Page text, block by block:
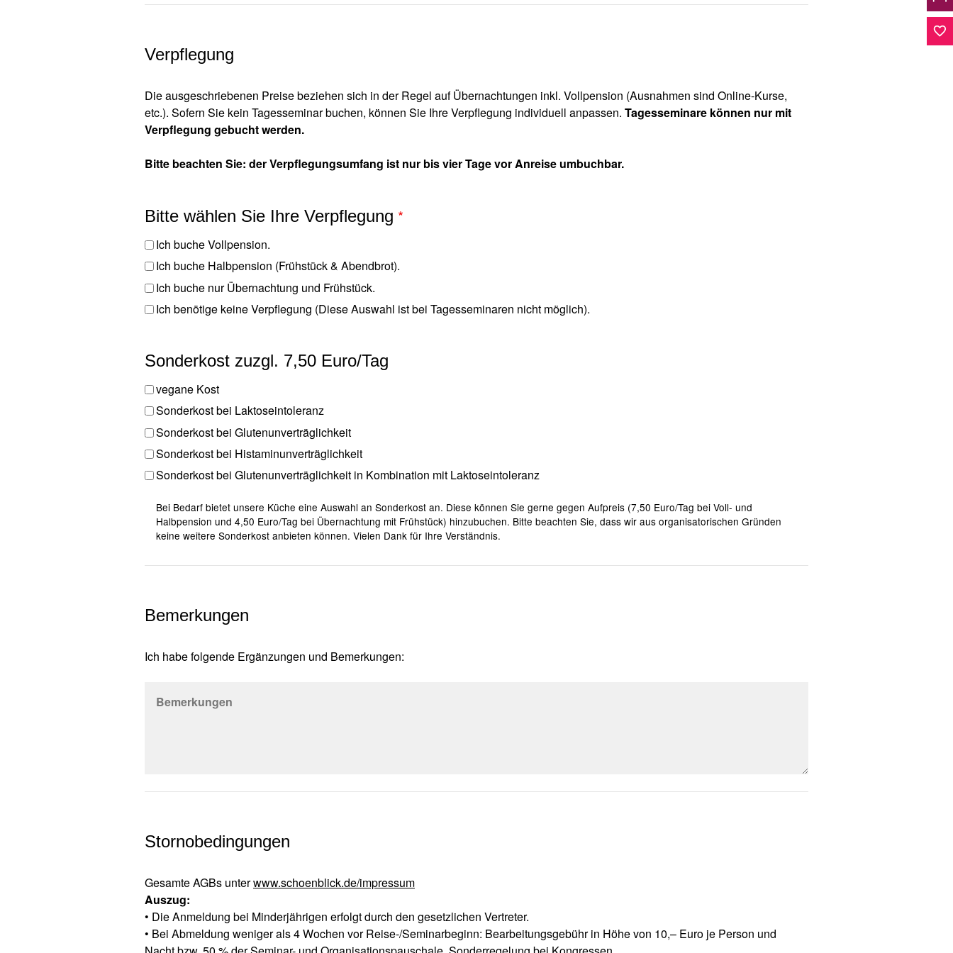
Verpflegung
Die ausgeschriebenen Preise beziehen sich in der Regel auf Übernachtungen inkl. Vollpension (Ausnahmen sind Online-Kurse,
etc.). Sofern Sie kein Tagesseminar buchen, können Sie Ihre Verpflegung individuell anpassen. Tagesseminare können nur mit
Verpflegung gebucht werden.
Bitte beachten Sie: der Verpflegungsumfang ist nur bis vier Tage vor Anreise umbuchbar.
Bitte wählen Sie Ihre Verpflegung
Ich buche Vollpension.
Ich buche Halbpension (Frühstück & Abendbrot).
Ich buche nur Übernachtung und Frühstück.
Ich benötige keine Verpflegung (Diese Auswahl ist bei Tagesseminaren nicht möglich).
Sonderkost zuzgl. 7,50 Euro/Tag
vegane Kost
Sonderkost bei Laktoseintoleranz
Sonderkost bei Glutenunverträglichkeit
Sonderkost bei Histaminunverträglichkeit
Sonderkost bei Glutenunverträglichkeit in Kombination mit Laktoseintoleranz
Bei Bedarf bietet unsere Küche eine Auswahl an Sonderkost an. Diese können Sie gerne gegen Aufpreis (7,50 Euro/Tag bei Voll- und
Halbpension und 4,50 Euro/Tag bei Übernachtung mit Frühstück) hinzubuchen. Bitte beachten Sie, dass wir aus organisatorischen Gründen
keine weitere Sonderkost anbieten können. Vielen Dank für Ihre Verständnis.
Bemerkungen
Ich habe folgende Ergänzungen und Bemerkungen:
Bemerkungen
Stornobedingungen
Gesamte AGBs unterwww.schoenblick.de/impressum
Auszug:
• Die Anmeldung bei Minderjährigen erfolgt durch den gesetzlichen Vertreter.
• Bei Abmeldung weniger als 4 Wochen vor Reise-/Seminarbeginn: Bearbeitungsgebühr in Höhe von 10,– Euro je Person und
favorite_border